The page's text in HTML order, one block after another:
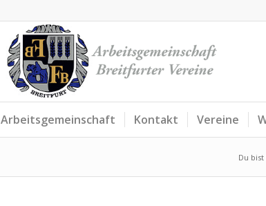
Arbeitsgemeinschaft Kontakt Vereine
Du